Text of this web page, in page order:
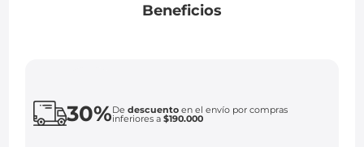
Beneficios
30%Dedescuento en el envío por compras
inferiores a$190.000